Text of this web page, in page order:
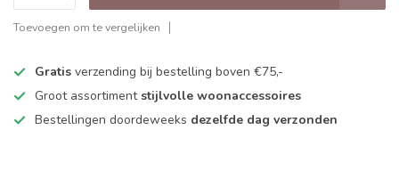
Toevoegen om te vergelijken
Gratis verzending bij bestelling boven €75,-
Groot assortiment stijlvolle woonaccessoires
Bestellingen doordeweeks dezelfde dag verzonden